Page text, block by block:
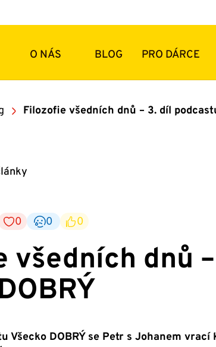
O NÁS BLOG PRO DÁRCE
Filozofie všedních dnů – 3. díl
0 0 0
všedních dnů
Všecko DOBRÝ se Petr s Johanem